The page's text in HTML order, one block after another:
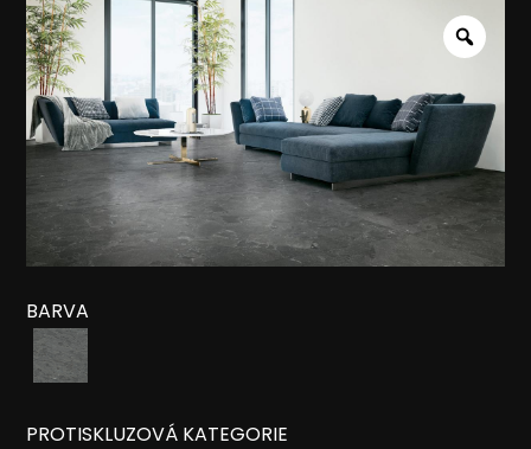
Zoom
BARVA
PROTISKLUZOVÁ KATEGORIE